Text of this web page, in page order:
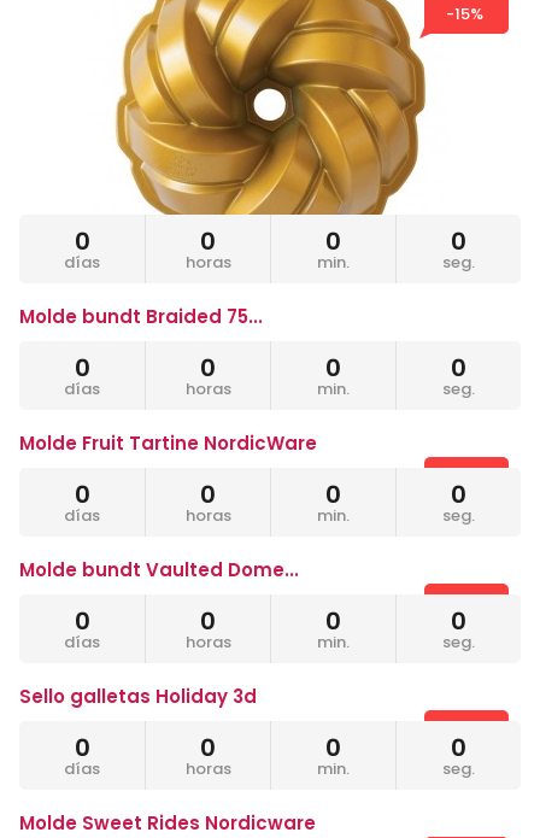
-15%
0
días
0
horas
0
min.
0
seg.
Molde bundt Braided 75...
55,17 €
-15%
0
días
0
horas
0
min.
0
seg.
Molde Fruit Tartine NordicWare
32,30 €
-15%
0
días
0
horas
0
min.
0
seg.
Molde bundt Vaulted Dome...
46,20 €
39,27 €
-15%
0
días
0
horas
0
min.
0
seg.
Sello galletas Holiday 3d
43,80 €
37,23 €
0
días
0
horas
0
min.
0
seg.
Molde Sweet Rides Nordicware